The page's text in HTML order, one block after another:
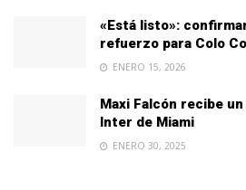
«Está listo»:
refuerzo para Colo
ENERO 15, 2026
Maxi Falcón recibe
Inter de Miami
ENERO 30, 2025